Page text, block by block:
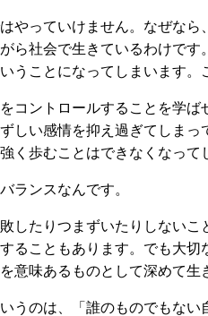
やっていけません。なぜなら
ら社会で生きているわけで
うことになってしまいます。
コントロールすることを学ば
しい感情を抑え過ぎてしま
く歩むことはできなくなって
ランスなんです。
したりつまずいたりしない
ることもあります。でも大
意味あるものとして深めて生
うのは、「誰のものでもな